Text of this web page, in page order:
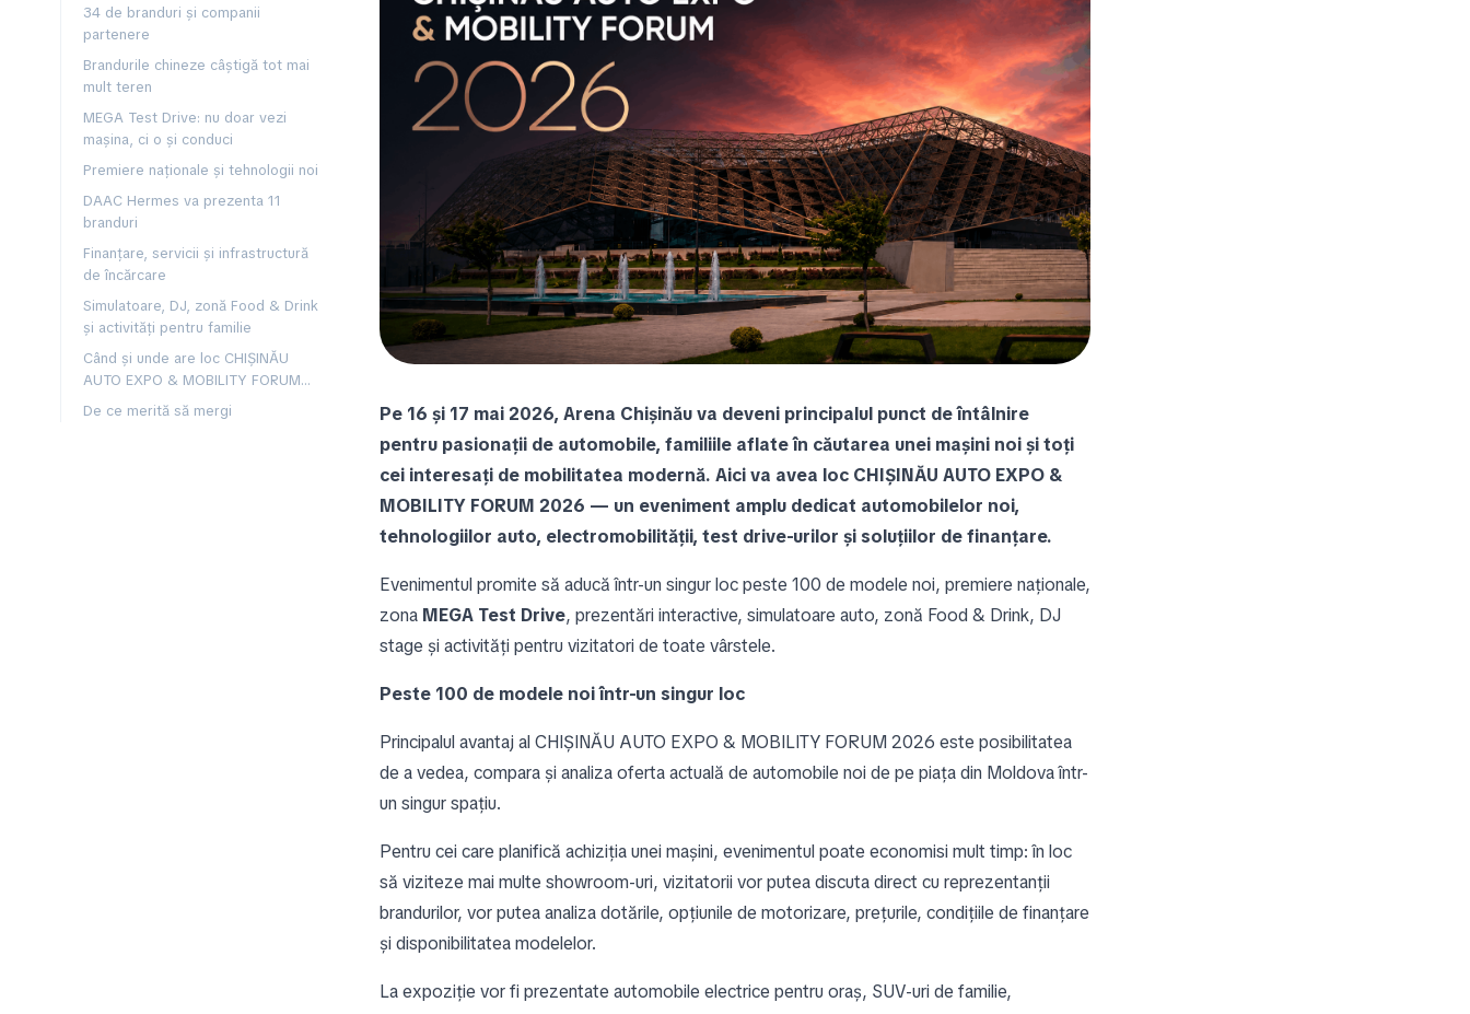
34 de branduri și companii
partenere
Brandurile chineze câștigă tot mai
mult teren
MEGA Test Drive: nu doar vezi
mașina, ci o și conduci
Premiere naționale și tehnologii noi
DAAC Hermes va prezenta 11
branduri
Finanțare, servicii și infrastructură
de încărcare
Simulatoare, DJ, zonă Food & Drink
și activități pentru familie
Când și unde are loc CHIȘINĂU
AUTO EXPO & MOBILITY FORUM
2026
De ce merită să mergi
Pe 16 și 17 mai 2026, Arena Chișinău va deveni principalul punct de întâlnire
pentru pasionații de automobile, familiile aflate în căutarea unei mașini noi și toți
cei interesați de mobilitatea modernă. Aici va avea loc CHIȘINĂU AUTO EXPO &
MOBILITY FORUM 2026 — un eveniment amplu dedicat automobilelor noi,
tehnologiilor auto, electromobilității, test drive-urilor și soluțiilor de finanțare.
Evenimentul promite să aducă într-un singur loc peste 100 de modele noi, premiere naționale,
zona MEGA Test Drive, prezentări interactive, simulatoare auto, zonă Food & Drink, DJ
stage și activități pentru vizitatori de toate vârstele.
Peste 100 de modele noi într-un singur loc
Principalul avantaj al CHIȘINĂU AUTO EXPO & MOBILITY FORUM 2026 este posibilitatea
de a vedea, compara și analiza oferta actuală de automobile noi de pe piața din Moldova într-
un singur spațiu.
Pentru cei care planifică achiziția unei mașini, evenimentul poate economisi mult timp: în loc
să viziteze mai multe showroom-uri, vizitatorii vor putea discuta direct cu reprezentanții
brandurilor, vor putea analiza dotările, opțiunile de motorizare, prețurile, condițiile de finanțare
și disponibilitatea modelelor.
La expoziție vor fi prezentate automobile electrice pentru oraș, SUV-uri de familie,